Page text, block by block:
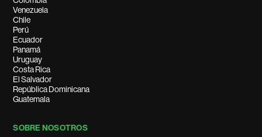
Venezuela
Chile
Perú
Ecuador
Panamá
Uruguay
Costa Rica
El Salvador
República Dominicana
Guatemala
SOBRE NOSOTROS